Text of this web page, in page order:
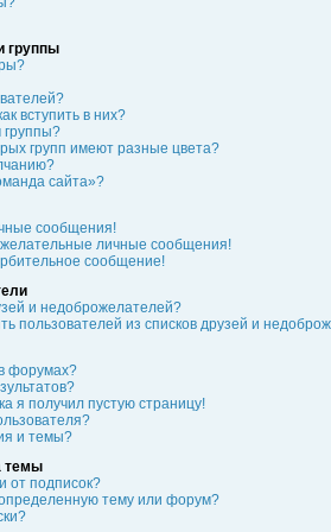
группы
вступить в них?
группы?
групп имеют разные цвета?
сайта»?
сообщения!
личные сообщения!
сообщение!
и недоброжелателей?
пользователей из списков друзей и
форумах?
я получил пустую страницу!
и темы?
темы
от подписок?
тему или форум?